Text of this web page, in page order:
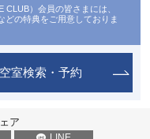
CLUB）会員の皆さまには、
どの特典をご用意しておりま
空室検索・予約
ア